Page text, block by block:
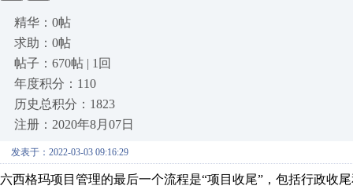
精华：0帖
求助：0帖
帖子：670帖 | 1回
年度积分：110
历史总积分：1823
注册：2020年8月07日
发表于：2022-03-03 09:16:29
六西格玛项目管理的最后一个流程是“项目收尾”，包括行政收